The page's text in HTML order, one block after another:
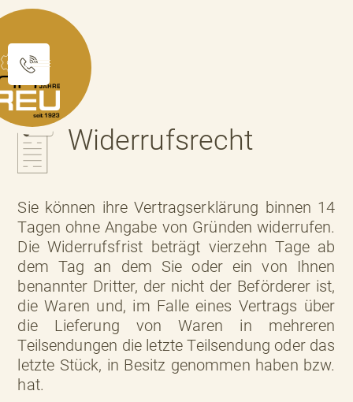
Widerrufsrecht
Sie können ihre Vertragserklärung binnen 14
Tagen ohne Angabe von Gründen widerrufen.
Die Widerrufsfrist beträgt vierzehn Tage ab
dem Tag an dem Sie oder ein von Ihnen
benannter Dritter, der nicht der Beförderer ist,
die Waren und, im Falle eines Vertrags über
die Lieferung von Waren in mehreren
Teilsendungen die letzte Teilsendung oder das
letzte Stück, in Besitz genommen haben bzw.
hat.